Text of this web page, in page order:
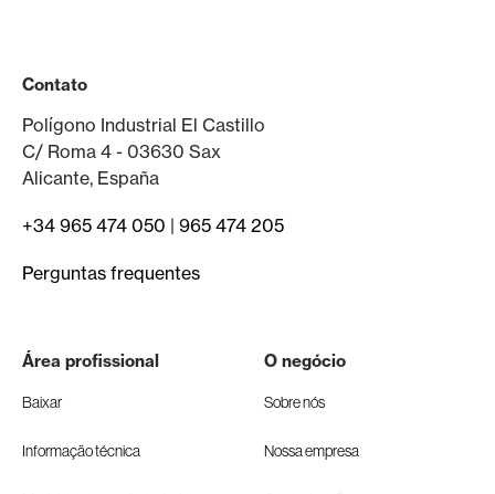
Contato
Polígono Industrial El Castillo
C/ Roma 4 - 03630 Sax
Alicante, España
+34 965 474 050 | 965 474 205
Perguntas frequentes
Área profissional
Baixar
Informação técnica
O negócio
Sobre nós
Nossa empresa